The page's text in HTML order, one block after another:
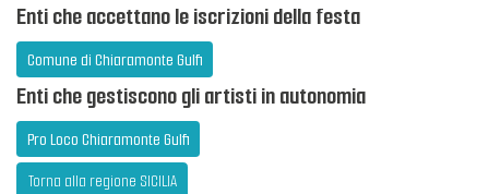
Enti che accettano le iscrizioni della festa
Comune di Chiaramonte Gulfi
Enti che gestiscono gli artisti in autonomia
Pro Loco Chiaramonte Gulfi
Torna alla regione SICILIA